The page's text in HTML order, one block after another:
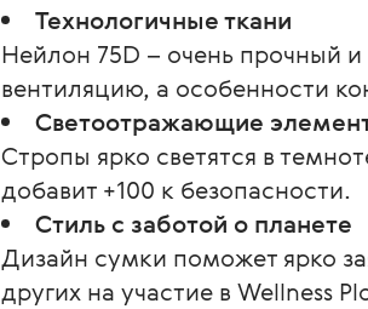
Технологичные ткани
Нейлон 75D – очень прочный
вентиляцию, а особенности
Светоотражающие
Стропы ярко светятся в
добавит +100 к безопасности.
Стиль с заботой о планете
Дизайн сумки поможет ярко
других на участие в Wellness